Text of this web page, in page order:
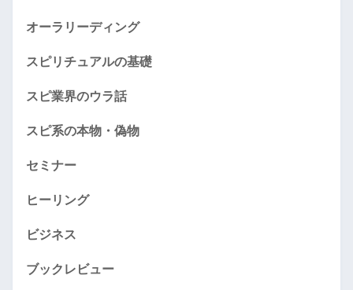
オーラリーディング
スピリチュアルの基礎
スピ業界のウラ話
スピ系の本物・偽物
セミナー
ヒーリング
ビジネス
ブックレビュー